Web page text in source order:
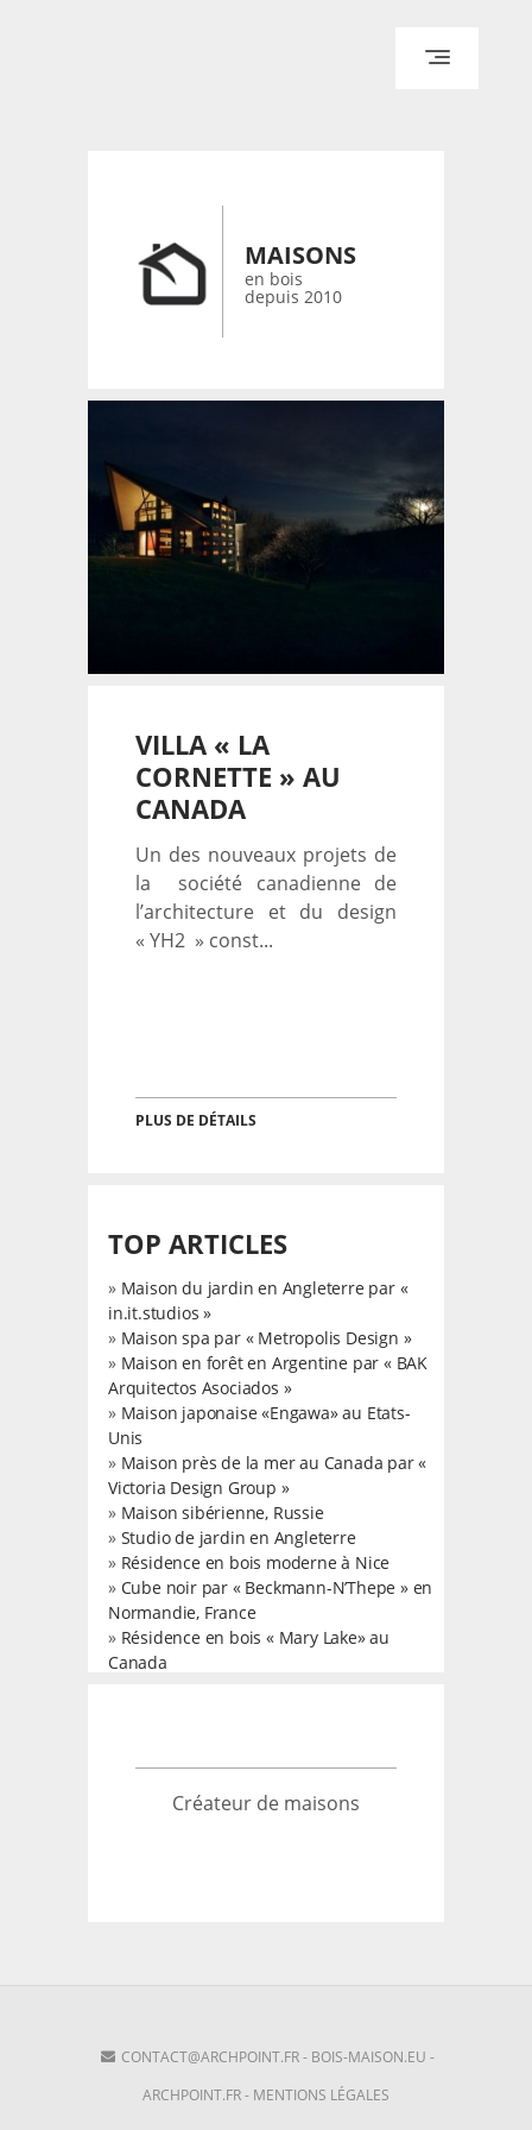
CONTACT
MAISONS
en bois
depuis 2010
VILLA « LA
CORNETTE » AU
CANADA
Un des nouveaux projets de
la société canadienne de
l’architecture et du design
« YH2 » const...
PLUS DE DÉTAILS
TOP ARTICLES
» Maison du jardin en Angleterre par «
in.it.studios »
» Maison spa par « Metropolis Design »
» Maison en forêt en Argentine par « BAK
Arquitectos Asociados »
» Maison japonaise «Engawa» au Etats-
Unis
» Maison près de la mer au Canada par «
Victoria Design Group »
» Maison sibérienne, Russie
» Studio de jardin en Angleterre
» Résidence en bois moderne à Nice
» Cube noir par « Beckmann-N’Thepe » en
Normandie, France
» Résidence en bois « Mary Lake» au
Canada
Créateur de maisons
CONTACT@ARCHPOINT.FR- BOIS-MAISON.EU -
ARCHPOINT.FR- MENTIONS LÉGALES